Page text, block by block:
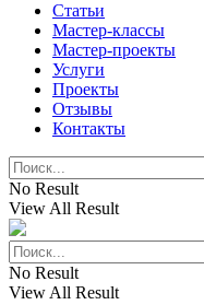
Статьи
Мастер-классы
Мастер-проекты
Услуги
Проекты
Отзывы
Контакты
No Result
View All Result
No Result
View All Result